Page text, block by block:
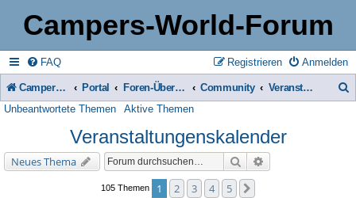
Campers-World-Forum
FAQ Anmelden
Registrieren
Campers-World-Forum Portal Foren-Übersicht Community Veranstaltungenskalender
Unbeantwortete Themen Aktive Themen
Veranstaltungenskalender
Neues Thema Suche
105 Themen 1 2 3 4 5